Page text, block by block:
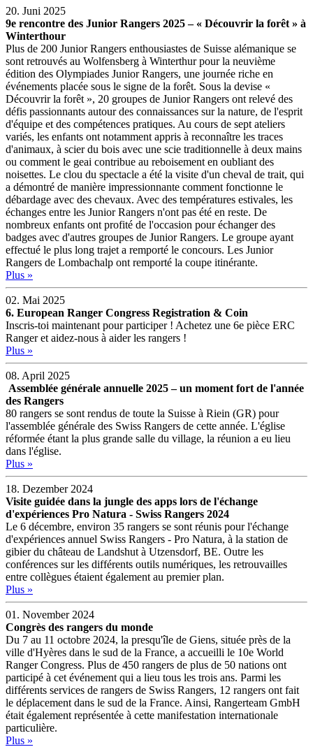
20. Juni 2025
9e rencontre des Junior Rangers 2025 – « Découvrir la forêt » à
Winterthour
Plus de 200 Junior Rangers enthousiastes de Suisse alémanique se
sont retrouvés au Wolfensberg à Winterthur pour la neuvième
édition des Olympiades Junior Rangers, une journée riche en
événements placée sous le signe de la forêt. Sous la devise «
Découvrir la forêt », 20 groupes de Junior Rangers ont relevé des
défis passionnants autour des connaissances sur la nature, de l'esprit
d'équipe et des compétences pratiques. Au cours de sept ateliers
variés, les enfants ont notamment appris à reconnaître les traces
d'animaux, à scier du bois avec une scie traditionnelle à deux mains
ou comment le geai contribue au reboisement en oubliant des
noisettes. Le clou du spectacle a été la visite d'un cheval de trait, qui
a démontré de manière impressionnante comment fonctionne le
débardage avec des chevaux. Avec des températures estivales, les
échanges entre les Junior Rangers n'ont pas été en reste. De
nombreux enfants ont profité de l'occasion pour échanger des
badges avec d'autres groupes de Junior Rangers. Le groupe ayant
effectué le plus long trajet a remporté le concours. Les Junior
Rangers de Lombachalp ont remporté la coupe itinérante.
Plus »
02. Mai 2025
6. European Ranger Congress Registration & Coin
Inscris-toi maintenant pour participer ! Achetez une 6e pièce ERC
Ranger et aidez-nous à aider les rangers !
Plus »
08. April 2025
Assemblée générale annuelle 2025 – un moment fort de l'année
des Rangers
80 rangers se sont rendus de toute la Suisse à Riein (GR) pour
l'assemblée générale des Swiss Rangers de cette année. L'église
réformée étant la plus grande salle du village, la réunion a eu lieu
dans l'église.
Plus »
18. Dezember 2024
Visite guidée dans la jungle des apps lors de l'échange
d'expériences Pro Natura - Swiss Rangers 2024
Le 6 décembre, environ 35 rangers se sont réunis pour l'échange
d'expériences annuel Swiss Rangers - Pro Natura, à la station de
gibier du château de Landshut à Utzensdorf, BE. Outre les
conférences sur les différents outils numériques, les retrouvailles
entre collègues étaient également au premier plan.
Plus »
01. November 2024
Congrès des rangers du monde
Du 7 au 11 octobre 2024, la presqu'île de Giens, située près de la
ville d'Hyères dans le sud de la France, a accueilli le 10e World
Ranger Congress. Plus de 450 rangers de plus de 50 nations ont
participé à cet événement qui a lieu tous les trois ans. Parmi les
différents services de rangers de Swiss Rangers, 12 rangers ont fait
le déplacement dans le sud de la France. Ainsi, Rangerteam GmbH
était également représentée à cette manifestation internationale
particulière.
Plus »